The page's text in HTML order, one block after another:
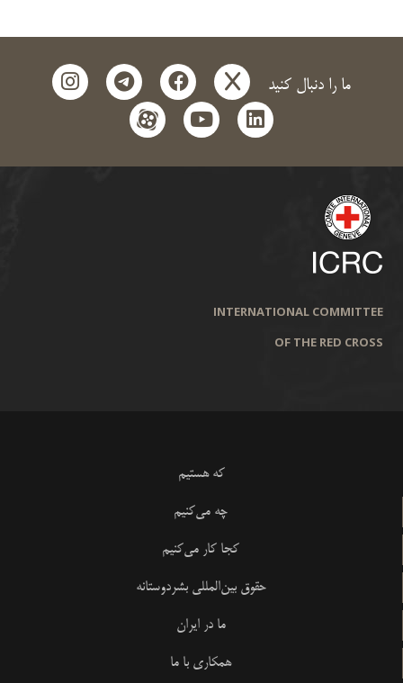
ما را دنبال کنید x
facebook
telegram
instagram
linkedin
youtube
aparat
INTERNATIONAL COMMITTEE
OF THE RED CROSS
که هستیم
چه می‌کنیم
کجا کار می‌کنیم
حقوق بین‌المللی بشردوستانه
ما در ایران
همکاری با ما